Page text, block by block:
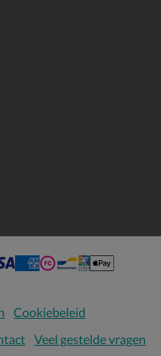
Cookiebeleid
Veel gestelde vragen